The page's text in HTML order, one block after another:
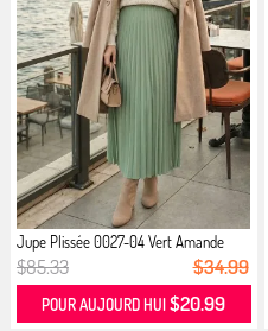
Jupe Plissée 0027-04 Vert Amande
$85.33 $34.99
POUR AUJOURD HUI$20.99